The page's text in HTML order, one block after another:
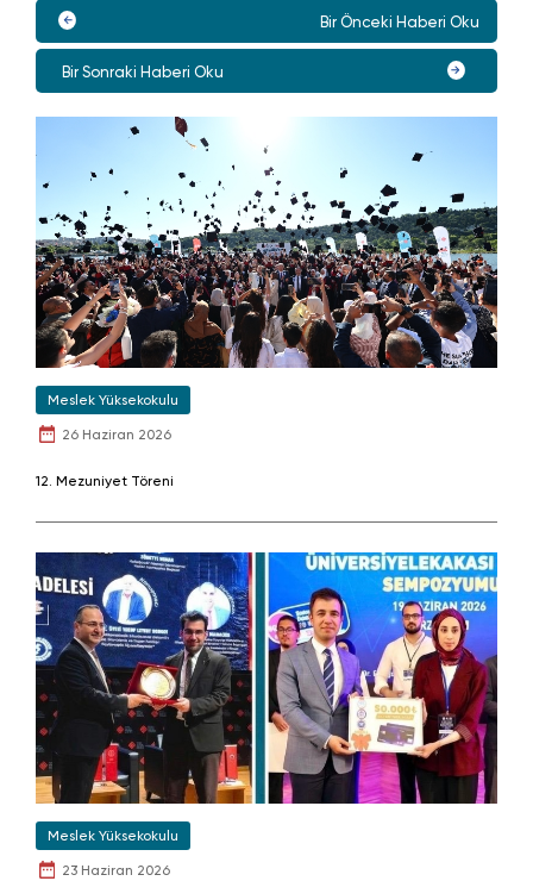
Bir Önceki Haberi Oku
Bir Sonraki Haberi Oku
Meslek Yüksekokulu
26 Haziran 2026
12. Mezuniyet Töreni
Meslek Yüksekokulu
23 Haziran 2026